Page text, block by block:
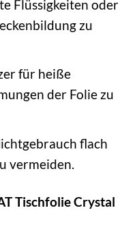
Flüssigkeiten oder
zu
für heiße
der Folie zu
flach
vermeiden.
Tischfolie Crystal